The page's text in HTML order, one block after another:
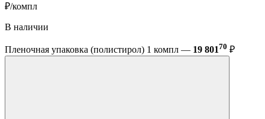
₽/компл
В наличии
Пленочная упаковка (полистирол) 1 компл — 19 80170 ₽